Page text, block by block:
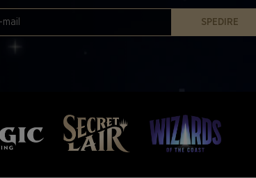
SPEDIRE